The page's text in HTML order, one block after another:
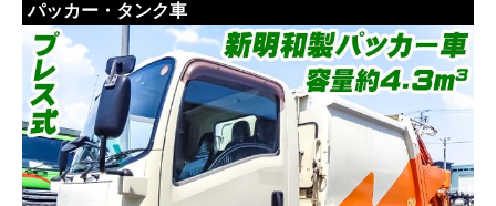
パッカー・タンク車